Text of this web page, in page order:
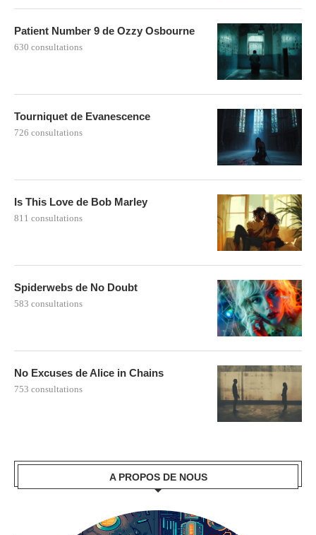
Patient Number 9 de Ozzy Osbourne
630 consultations
Tourniquet de Evanescence
726 consultations
Is This Love de Bob Marley
811 consultations
Spiderwebs de No Doubt
583 consultations
No Excuses de Alice in Chains
753 consultations
A PROPOS DE NOUS